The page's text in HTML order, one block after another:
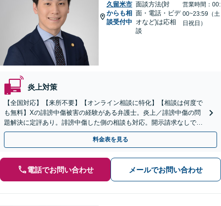
久留米市
からも相
談受付中
面談方法(対
面・電話・ビデ
オなど)は応相
談
営業時間：00:
00~23:59（土
日祝日）
炎上対策
【全国対応】【来所不要】【オンライン相談に特化】【相談は何度で
も無料】Xの誹謗中傷被害の経験がある弁護士。炎上／誹謗中傷の問
題解決に定評あり。誹謗中傷した側の相談も対応。開示請求なしで本
人の特定ができる場合もあり。
料金表を見る
電話でお問い合わせ メールでお問い合わせ